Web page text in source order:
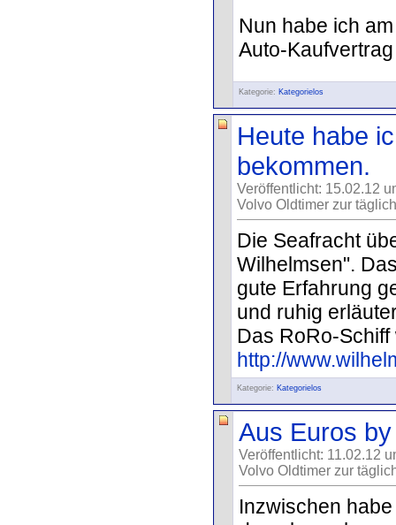
Nun habe ich
Auto-
Kategorie: Kategorielos
Heute habe
bekommen.
Veröffentlicht: 15.02.12
Volvo Oldtimer zur
Die Seafracht
Wilhelmsen".
gute Erfahrung
und ruhig
Das RoRo-
http://
Kategorie: Kategorielos
Aus Euros
Veröffentlicht: 11.02.12
Volvo Oldtimer zur
Inzwischen